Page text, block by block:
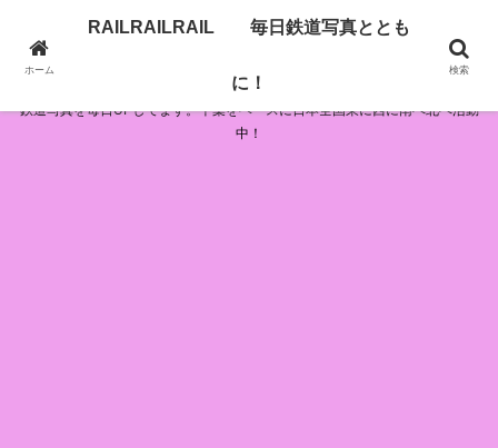
RAILRAILRAIL 毎日鉄道写真とともに！
鉄道写真を毎日UPしてます。千葉をベースに日本全国東に西に南へ北へ活動
中！
ホーム
RAILRAILRAIL 毎日鉄道写真ととも
に！
検索